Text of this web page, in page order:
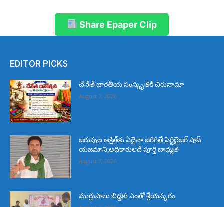
Share Epaper Clip
EDITOR PICKS
చేనేతే భారతీయ సంస్కృతికి చిరునామా
August 7, 2026
జరుపుల అక్షిత్‌కు ఏదైనా జరిగితే ఫెర్టిలైజర్ షాప్
యజమాని,అధికారులదే పూర్తి బాధ్యత
August 7, 2026
ముర్రుపాలు బిడ్డకు ఎంతో శ్రేయస్కరం